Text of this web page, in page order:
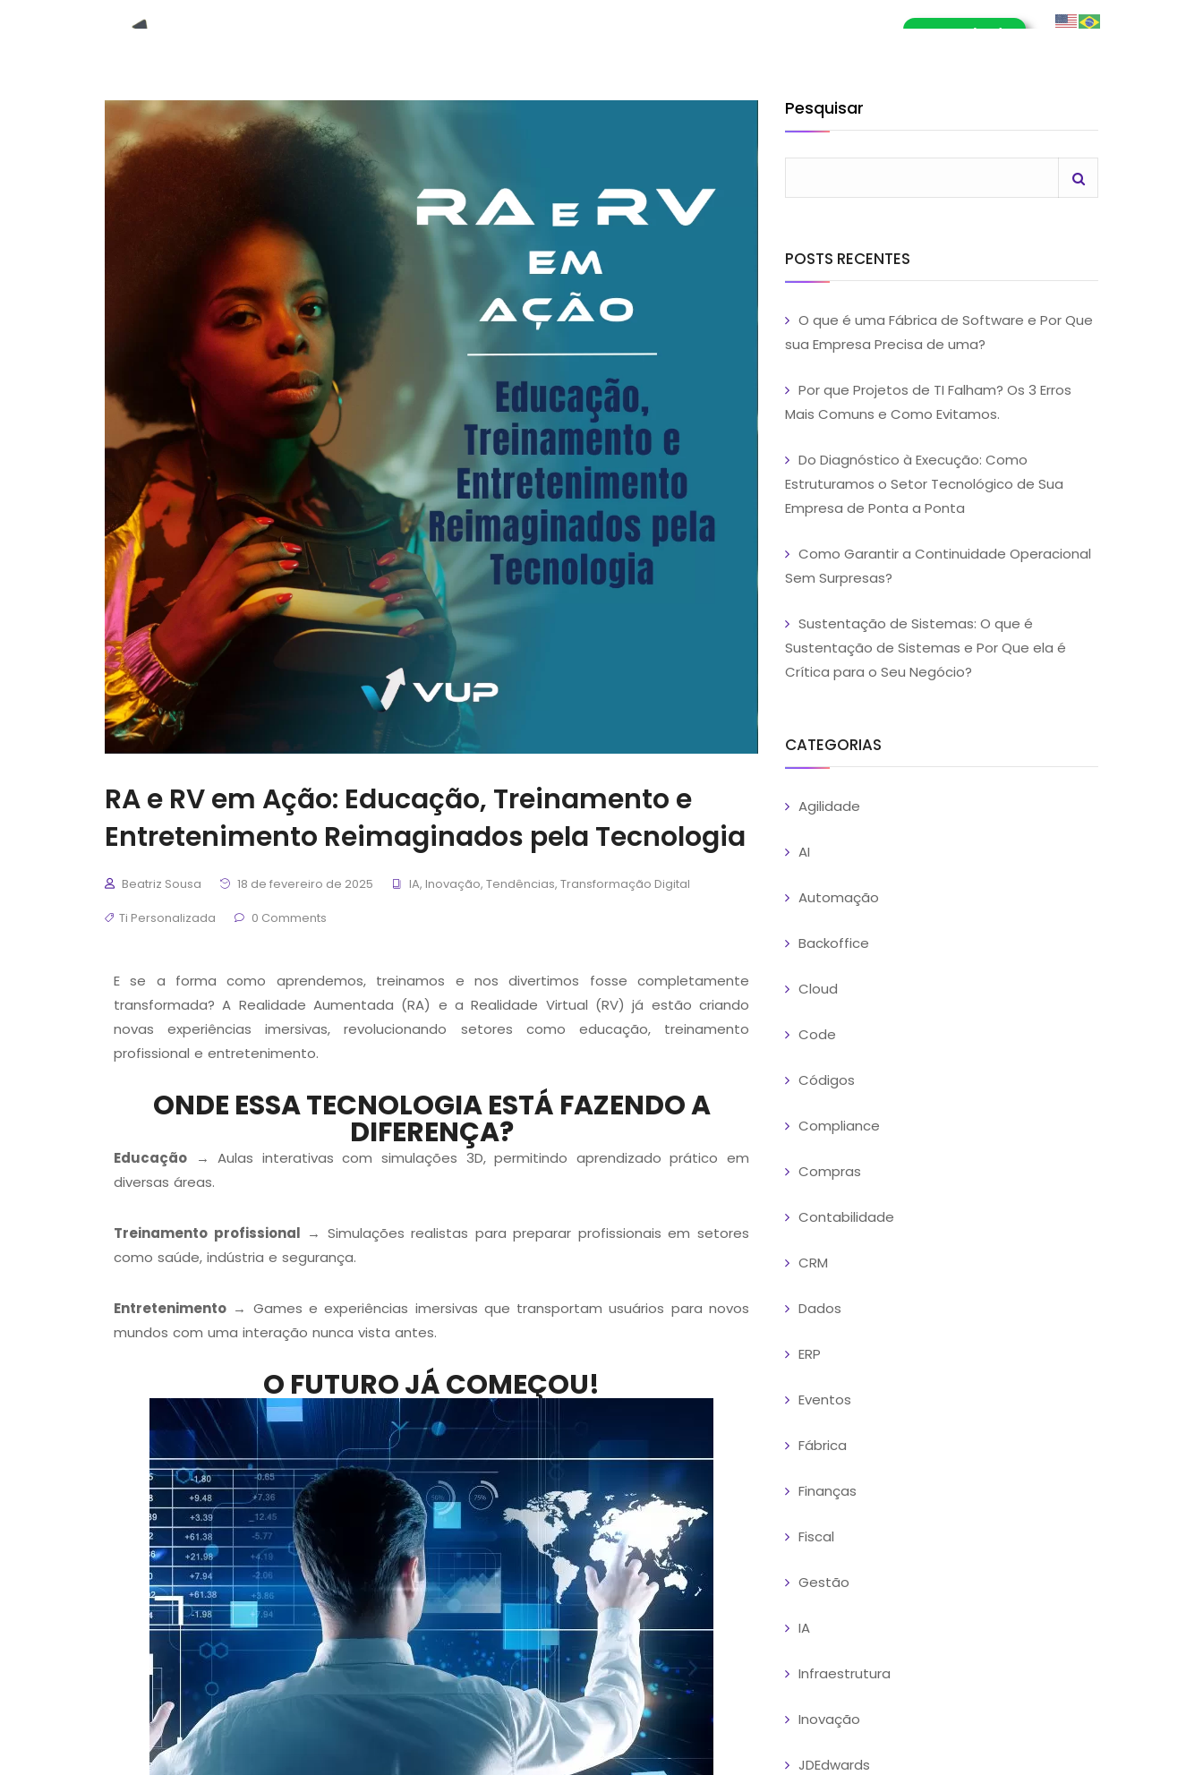
E-Book (RPA)
RA e RV em Ação: Educação, Treinamento e
Entretenimento Reimaginados pela Tecnologia
Beatriz Sousa 18 de fevereiro de 2025 IA, Inovação, Tendências, Transformação Digital
Ti Personalizada
0 Comments
E se a forma como aprendemos, treinamos e nos divertimos fosse completamente
transformada? A Realidade Aumentada (RA) e aRealidade Virtual (RV) já estão criando
novas experiências imersivas, revolucionando setores como educação, treinamento
profissional e entretenimento.
ONDE ESSA TECNOLOGIA ESTÁ FAZENDO A
DIFERENÇA?
Educação → Aulas interativas com simulações 3D, permitindo aprendizado prático em
diversas áreas.
Treinamento profissional → Simulações realistas para preparar profissionais em setores
como saúde, indústria e segurança.
Entretenimento → Games e experiências imersivas que transportam usuários para novos
mundos com uma interação nunca vista antes.
O FUTURO JÁ COMEÇOU!
Pesquisar
POSTS RECENTES
O que é uma Fábrica de Software e Por Que
sua Empresa Precisa de uma?
Por que Projetos de TI Falham? Os 3 Erros
Mais Comuns e Como Evitamos.
Do Diagnóstico à Execução: Como
Estruturamos o Setor Tecnológico de Sua
Empresa de Ponta a Ponta
Como Garantir a Continuidade Operacional
Sem Surpresas?
Sustentação de Sistemas: O que é
Sustentação de Sistemas e Por Que ela é
Crítica para o Seu Negócio?
CATEGORIAS
Agilidade
AI
Automação
Backoffice
Cloud
Code
Códigos
Compliance
Compras
Contabilidade
CRM
Dados
ERP
Eventos
Fábrica
Finanças
Fiscal
Gestão
IA
Infraestrutura
Inovação
JDEdwards